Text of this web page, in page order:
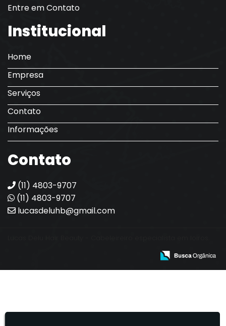
Entre em Contato
Institucional
Home
Empresa
Serviços
Contato
Informações
Contato
(11) 4803-9707
(11) 4803-9707
lucasdeluhb@gmail.com